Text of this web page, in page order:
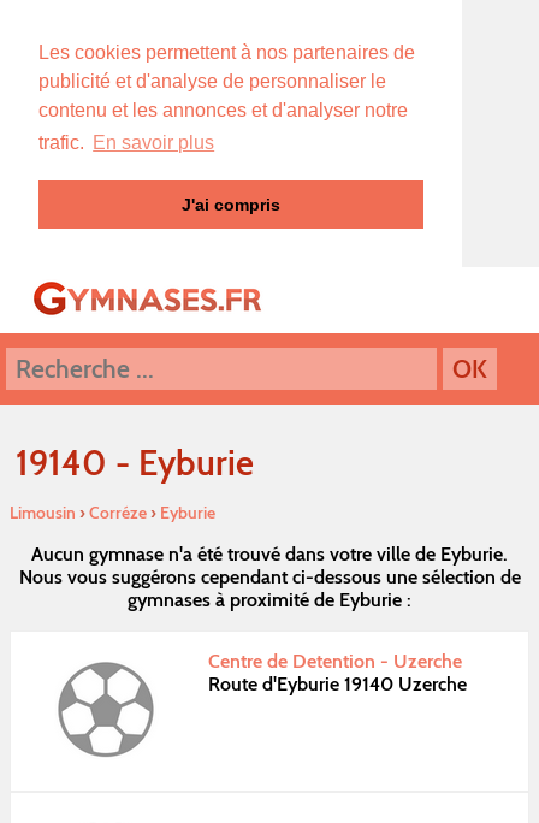
Les cookies permettent à nos partenaires de
publicité et d'analyse de personnaliser le
contenu et les annonces et d'analyser notre
trafic. En savoir plus
J'ai compris
19140 - Eyburie
Limousin ›Corréze› Eyburie
Aucun gymnase n'a été trouvé dans votre ville de Eyburie.
Nous vous suggérons cependant ci-dessous une sélection de
gymnases à proximité de Eyburie :
Centre de Detention - Uzerche
Route d'Eyburie 19140 Uzerche